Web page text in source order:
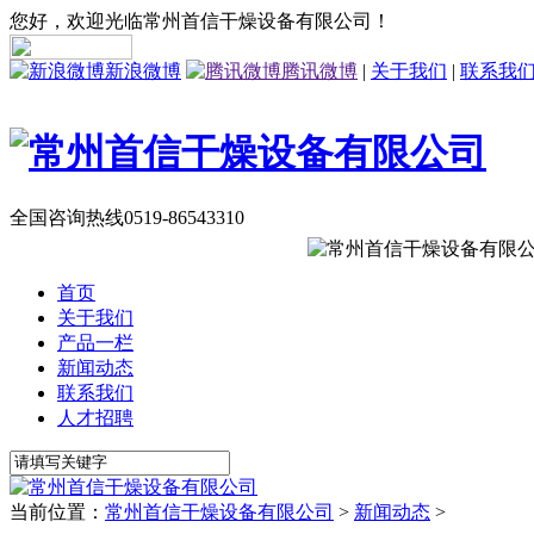
您好，欢迎光临常州首信干燥设备有限公司！
新浪微博 腾讯微博 | 关于我们 | 联系我
全国咨询热线0519-86543310
首页
关于我们
产品一栏
新闻动态
联系我们
人才招聘
当前位置： 常州首信干燥设备有限公司 > 新闻动态 >